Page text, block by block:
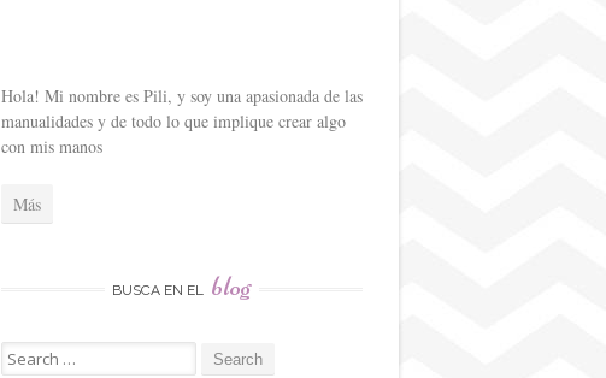
Hola! Mi nombre es Pili, y soy una apasionada de las
manualidades y de todo lo que implique crear algo
con mis manos
Más
BUSCA EN EL blog
Search